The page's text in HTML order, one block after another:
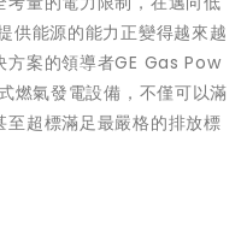
供能源的能力正變得越來越
方案的領導者GE Gas Pow
燃氣發電設備，不僅可以滿
超標滿足最嚴格的排放標